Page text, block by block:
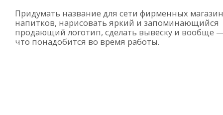
Придумать название для сети фирменных
напитков, нарисовать яркий и запоминающийся
продающий логотип, сделать вывеску и вообще
что понадобится во время работы.